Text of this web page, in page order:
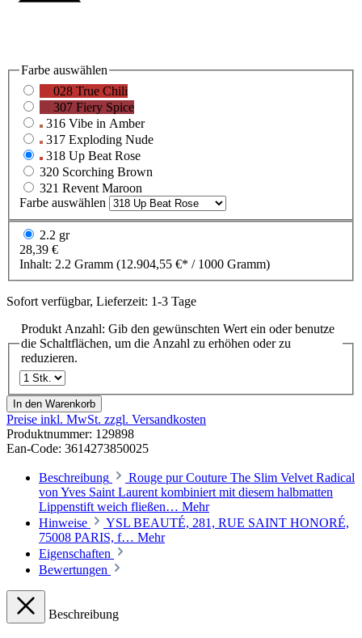
Farbe auswählen
028 True Chili
307 Fiery Spice
316 Vibe in Amber
317 Exploding Nude
318 Up Beat Rose
320 Scorching Brown
321 Revent Maroon
Farbe auswählen
2.2 gr
28,39 €
Inhalt: 2.2 Gramm (12.904,55 €* / 1000 Gramm)
Sofort verfügbar, Lieferzeit: 1-3 Tage
Produkt Anzahl: Gib den gewünschten Wert ein oder benutze
die Schaltflächen, um die Anzahl zu erhöhen oder zu
reduzieren.
In den Warenkorb
Preise inkl. MwSt. zzgl. Versandkosten
Produktnummer: 129898
Ean-Code: 3614273850025
Beschreibung
Rouge pur Couture The Slim Velvet Radical
von Yves Saint Laurent kombiniert mit diesem halbmatten
Lippenstift weich fließen… Mehr
Hinweise
YSL BEAUTÉ, 281, RUE SAINT HONORÉ,
75008 PARIS, f… Mehr
Eigenschaften
Bewertungen
Beschreibung